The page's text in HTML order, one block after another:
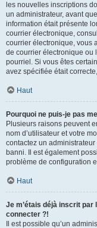
les nouvelles inscriptions
un administrateur, avant
information était présente
courrier électronique,
courrier électronique, vous
de courrier électronique ou
pourriel. Si vous êtes
avez spécifiée était
Haut
Pourquoi ne puis-je pas
Plusieurs raisons peuvent
nom d’utilisateur et votre
contactez un
banni. Il est également
problème de configuration
Haut
Je m’étais déjà inscrit
connecter ?!
Il est possible qu’un